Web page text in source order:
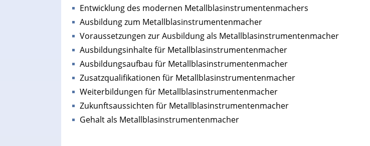
Entwicklung des modernen Metallblasinstrumentenmachers
Ausbildung zum Metallblasinstrumentenmacher
Voraussetzungen zur Ausbildung als Metallblasinstrumentenmacher
Ausbildungsinhalte für Metallblasinstrumentenmacher
Ausbildungsaufbau für Metallblasinstrumentenmacher
Zusatzqualifikationen für Metallblasinstrumentenmacher
Weiterbildungen für Metallblasinstrumentenmacher
Zukunftsaussichten für Metallblasinstrumentenmacher
Gehalt als Metallblasinstrumentenmacher
Heimarbeit ohne PC: